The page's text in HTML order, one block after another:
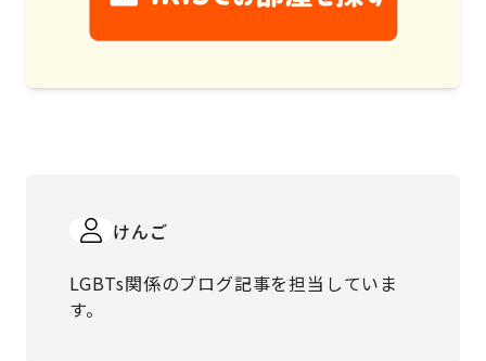
けんご
LGBTs関係のブログ記事を担当していま
す。